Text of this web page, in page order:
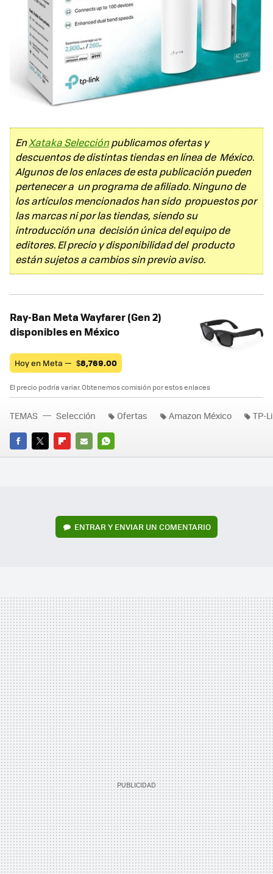
EnXataka Selecciónpublicamos ofertas y
descuentos de distintas tiendas en línea de México.
Algunos de los enlaces de esta publicación pueden
pertenecer a un programa de afiliado. Ninguno de
los artículos mencionados han sido propuestos por
las marcas ni por las tiendas, siendo su
introducción una decisión única del equipo de
editores. El precio y disponibilidad del producto
están sujetos a cambios sin previo aviso.
Ray-Ban Meta Wayfarer (Gen 2)
disponibles en México
Hoy en Meta — $8,769.00
El precio podría variar. Obtenemos comisión por estos enlaces
FACEBOOK
TWITTERFLIPBOARD
E-
WHATSAPP
TEMAS Selección Ofertas Amazon México TP-
ENTRAR Y ENVIAR UN COMENTARIO